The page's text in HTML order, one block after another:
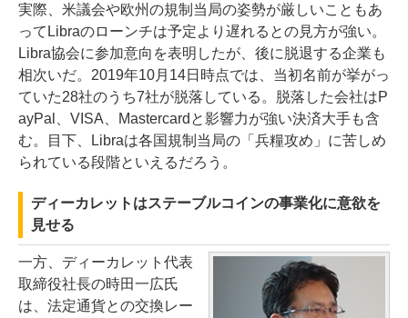
実際、米議会や欧州の規制当局の姿勢が厳しいこともあ
ってLibraのローンチは予定より遅れるとの見方が強い。
Libra協会に参加意向を表明したが、後に脱退する企業も
相次いだ。2019年10月14日時点では、当初名前が挙がっ
ていた28社のうち7社が脱落している。脱落した会社はP
ayPal、VISA、Mastercardと影響力が強い決済大手も含
む。目下、Libraは各国規制当局の「兵糧攻め」に苦しめ
られている段階といえるだろう。
ディーカレットはステーブルコインの事業化に意欲を
見せる
一方、ディーカレット代表
取締役社長の時田一広氏
は、法定通貨との交換レー